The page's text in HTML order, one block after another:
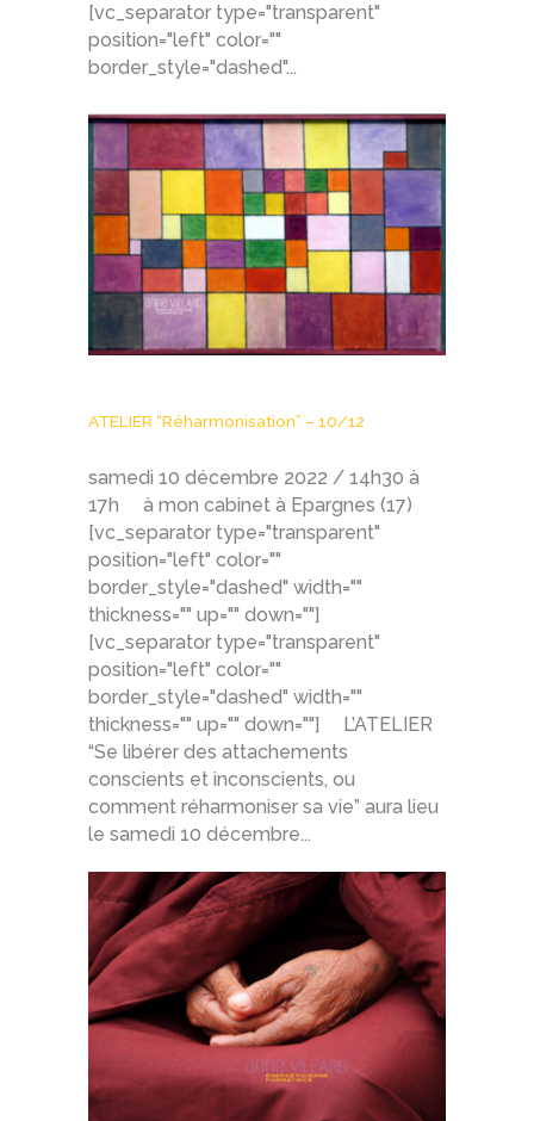
[vc_separator type="transparent"
position="left" color=""
border_style="dashed"...
ATELIER “Réharmonisation” – 10/12
samedi 10 décembre 2022 / 14h30 à
17h à mon cabinet à Epargnes (17)
[vc_separator type="transparent"
position="left" color=""
border_style="dashed" width=""
thickness="" up="" down=""]
[vc_separator type="transparent"
position="left" color=""
border_style="dashed" width=""
thickness="" up="" down=""] L’ATELIER
“Se libérer des attachements
conscients et inconscients, ou
comment réharmoniser sa vie” aura lieu
le samedi 10 décembre...